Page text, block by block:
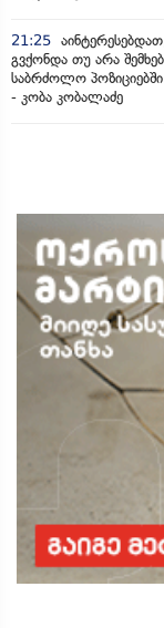
21:25
გვქონდა თუ არა
საბრძოლო პოზიციებში
- კობა კობალაძე